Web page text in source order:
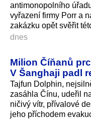
antimonopolního
vyřazení firmy Porr a
zakázku opět svěřit
dnes
Milion Číňanů
V Šanghaji padl
Tajfun Dolphin,
zasáhla Čínu, udeřil
ničivý vítr, přívalové
jeho příchodem